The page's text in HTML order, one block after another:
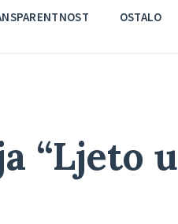
OSTALO
“Ljeto u